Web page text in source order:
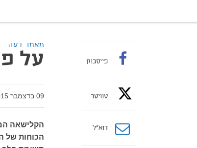
מאמר דעה
על
09 בדצמבר 2015
הקלישאה
הכוחות של
פייסבוק
טוויטר
דוא”ל